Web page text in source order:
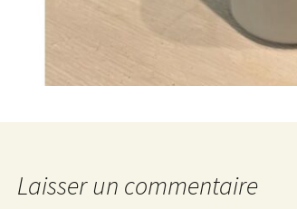
Laisser un commentaire